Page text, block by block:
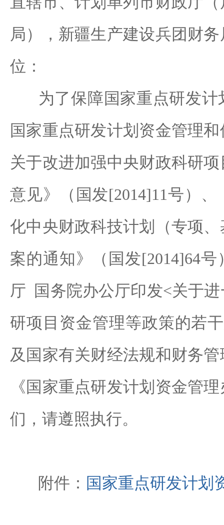
局），新疆生产建设兵团财
位：
为了保障国家重点研发计
国家重点研发计划资金管理
关于改进加强中央财政科研
意见》（国发[2014]11号）
化中央财政科技计划（专项
案的通知》（国发[2014]64
厅 国务院办公厅印发<关于
研项目资金管理等政策的若
及国家有关财经法规和财务
《国家重点研发计划资金管
们，请遵照执行。
附件： 国家重点研发计划